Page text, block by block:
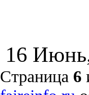
16
Страница 6